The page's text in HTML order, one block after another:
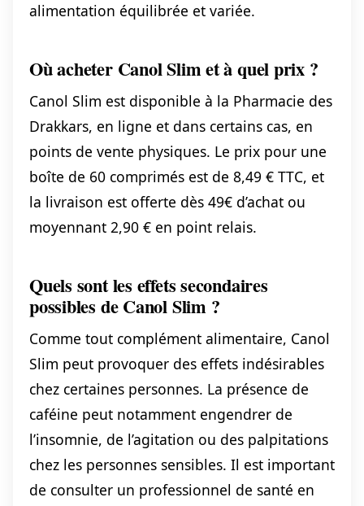
alimentation équilibrée et variée.
Où acheter Canol Slim et à quel prix ?
Canol Slim est disponible à la Pharmacie des
Drakkars, en ligne et dans certains cas, en
points de vente physiques. Le prix pour une
boîte de 60 comprimés est de 8,49 € TTC, et
la livraison est offerte dès 49€ d’achat ou
moyennant 2,90 € en point relais.
Quels sont les effets secondaires
possibles de Canol Slim ?
Comme tout complément alimentaire, Canol
Slim peut provoquer des effets indésirables
chez certaines personnes. La présence de
caféine peut notamment engendrer de
l’insomnie, de l’agitation ou des palpitations
chez les personnes sensibles. Il est important
de consulter un professionnel de santé en